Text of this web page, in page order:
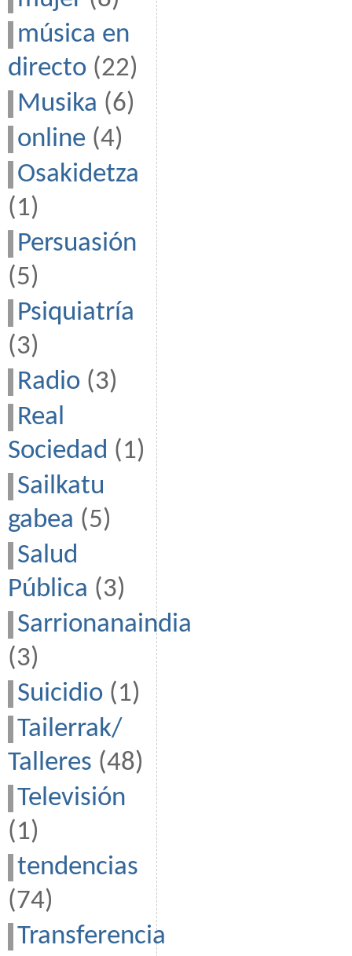
música en
directo (22)
Musika (6)
online (4)
Osakidetza
(1)
Persuasión
(5)
Psiquiatría
(3)
Radio (3)
Real
Sociedad (1)
Sailkatu
gabea (5)
Salud
Pública (3)
Sarrionanaindia
(3)
Suicidio (1)
Tailerrak/
Talleres (48)
Televisión
(1)
tendencias
(74)
Transferencia